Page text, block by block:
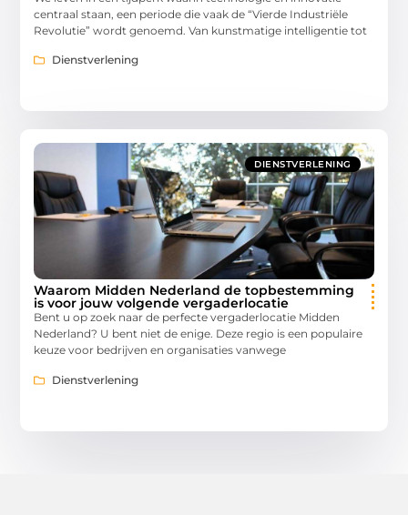
centraal staan, een periode die vaak de “Vierde Industriële
Revolutie” wordt genoemd. Van kunstmatige intelligentie tot
Dienstverlening
DIENSTVERLENING
Waarom Midden Nederland de topbestemming
is voor jouw volgende vergaderlocatie
Bent u op zoek naar de perfecte vergaderlocatie Midden
Nederland? U bent niet de enige. Deze regio is een populaire
keuze voor bedrijven en organisaties vanwege
Dienstverlening